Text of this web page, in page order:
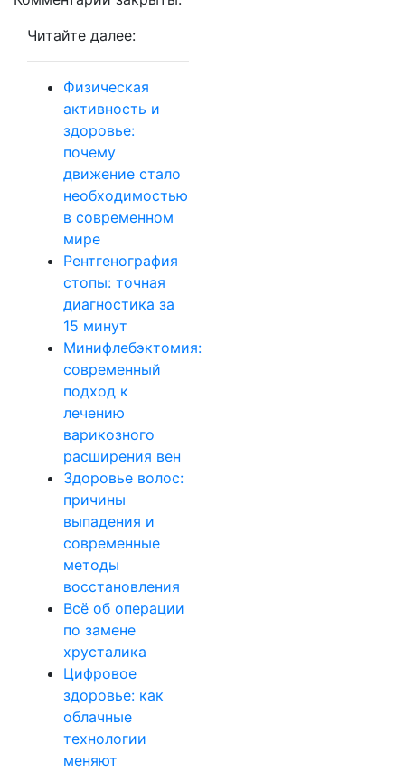
Читайте далее:
Физическая
активность и
здоровье:
почему
движение стало
необходимостью
в современном
мире
Рентгенография
стопы: точная
диагностика за
15 минут
Минифлебэктомия:
современный
подход к
лечению
варикозного
расширения вен
Здоровье волос:
причины
выпадения и
современные
методы
восстановления
Всё об операции
по замене
хрусталика
Цифровое
здоровье: как
облачные
технологии
меняют